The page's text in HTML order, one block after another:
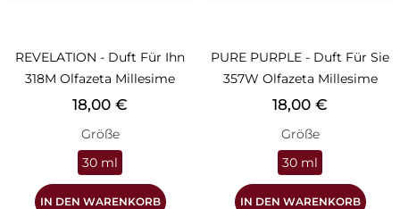
REVELATION - Duft Für Ihn
318M Olfazeta Millesime
Preis
18,00 €
Größe
30 ml
IN DEN WARENKORB
PURE PURPLE - Duft Für Sie
357W Olfazeta Millesime
Preis
18,00 €
Größe
30 ml
IN DEN WARENKORB